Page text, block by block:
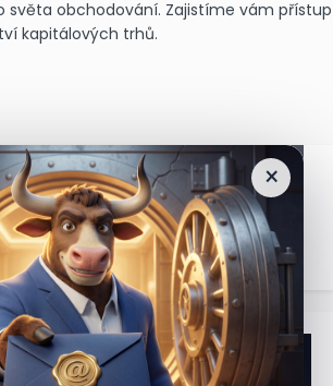
světa obchodování. Zajistíme vám přístup
kapitálových trhů.
×
zprávy